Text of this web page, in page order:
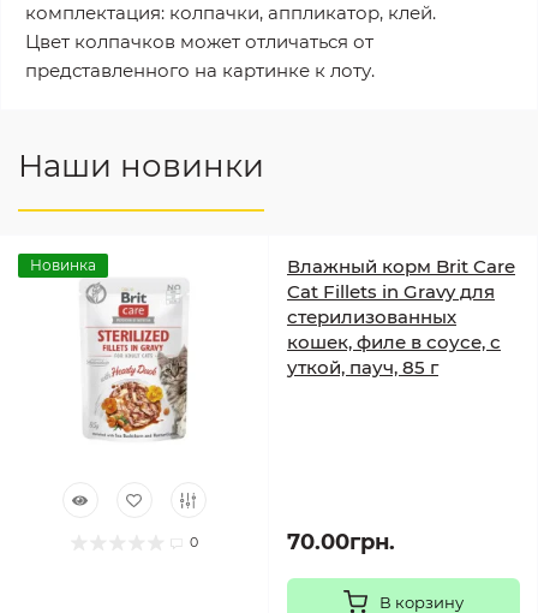
комплектация: колпачки, аппликатор, клей.
Цвет колпачков может отличаться от
представленного на картинке к лоту.
Наши новинки
Новинка
0
Влажный корм Brit Care
Cat Fillets in Gravy для
стерилизованных
кошек, филе в соусе, с
уткой, пауч, 85 г
70.00грн.
В корзину